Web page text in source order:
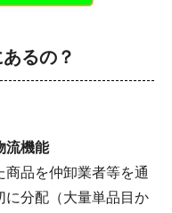
るの？
流機能
品を仲卸業者等を通
に分配（大量単品目か